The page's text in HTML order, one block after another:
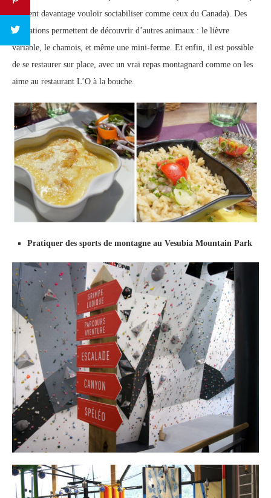
peuvent davantage vouloir sociabiliser comme ceux du Canada). Des
animations permettent de découvrir d’autres animaux : le lièvre
variable, le chamois, et même une mini-ferme. Et enfin, il est possible
de se restaurer sur place, avec un vrai repas montagnard comme on les
aime au restaurant L’O à la bouche.
Pratiquer des sports de montagne au Vesubia Mountain Park